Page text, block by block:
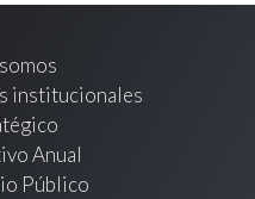
institucionales
Anual
Público